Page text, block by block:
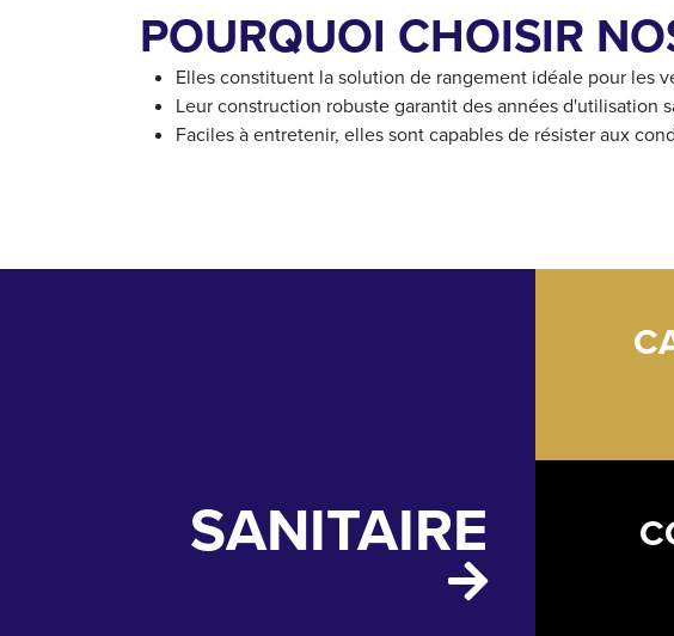
POURQUOI CHOISIR
Elles constituent la solution de rangement idéale pour les
Leur construction robuste garantit des années d'utilisation
Faciles à entretenir, elles sont capables de résister aux
SANITAIRE